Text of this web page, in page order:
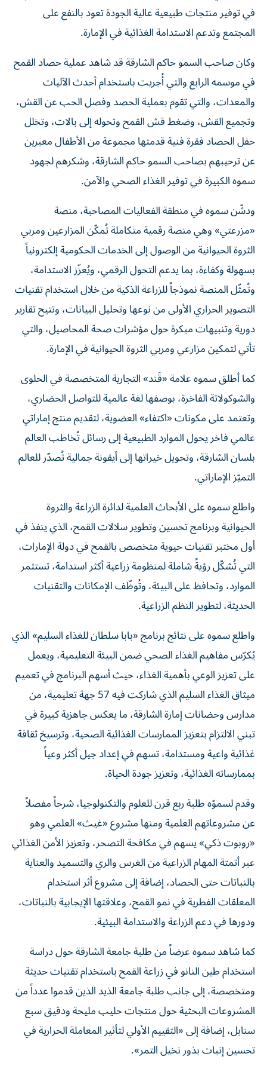
في توفير منتجات طبيعية عالية الجودة تعود بالنفع على
المجتمع وتدعم الاستدامة الغذائية في الإمارة.
وكان صاحب السمو حاكم الشارقة قد شاهد عملية حصاد القمح
في موسمه الرابع والتي أُجريت باستخدام أحدث الآليات
والمعدات، والتي تقوم بعملية الحصد وفصل الحب عن القش،
وتجميع القش، وضغط قش القمح وتحوله إلى بالات، وتخلل
حفل الحصاد فقرة فنية قدمتها مجموعة من الأطفال معبرين
عن ترحيبهم بصاحب السمو حاكم الشارقة، وشكرهم لجهود
سموه الكبيرة في توفير الغذاء الصحي والآمن.
ودشّن سموه في منطقة الفعاليات المصاحبة، منصة
«مزرعتي» وهي منصة رقمية متكاملة تُمكّن المزارعين ومربي
الثروة الحيوانية من الوصول إلى الخدمات الحكومية إلكترونياً
بسهولة وكفاءة، بما يدعم التحول الرقمي، ويُعزّز الاستدامة،
وتُمثّل المنصة نموذجاً للزراعة الذكية من خلال استخدام تقنيات
التصوير الحراري الأولى من نوعها وتحليل البيانات، وتتيح تقارير
دورية وتنبيهات مبكرة حول مؤشرات صحة المحاصيل، والتي
تأتي لتمكين مزارعي ومربي الثروة الحيوانية في الإمارة.
كما أطلق سموه علامة «قَند» التجارية المتخصصة في الحلوى
والشوكولاتة الفاخرة، بوصفها لغة عالمية للتواصل الحضاري،
وتعتمد على مكونات «اكتفاء» العضوية، لتقديم منتج إماراتي
عالمي فاخر يحول الموارد الطبيعية إلى رسائل تُخاطب العالم
بلسان الشارقة، وتحويل خيراتها إلى أيقونة جمالية تُصدّر للعالم
التميّز الإماراتي.
واطلع سموه على الأبحاث العلمية لدائرة الزراعة والثروة
الحيوانية وبرنامج تحسين وتطوير سلالات القمح، الذي ينفذ في
أول مختبر تقنيات حيوية متخصص بالقمح في دولة الإمارات،
التي تُشكّل رؤيةً شاملة لمنظومة زراعية أكثر استدامة، تستثمر
الموارد، وتحافظ على البيئة، وتُوظّف الإمكانات والتقنيات
الحديثة، لتطوير النظم الزراعية.
واطلع سموه على نتائج برنامج «بابا سلطان للغذاء السليم» الذي
يُكرّس مفاهيم الغذاء الصحي ضمن البيئة التعليمية، ويعمل
على تعزيز الوعي بأهمية الغذاء، حيث أسهم البرنامج في تعميم
ميثاق الغذاء السليم الذي شاركت فيه 57 جهة تعليمية، من
مدارس وحضانات إمارة الشارقة، ما يعكس جاهزية كبيرة في
تبني الالتزام بتعزيز الممارسات الغذائية الصحية، وترسيخ ثقافة
غذائية واعية ومستدامة، تسهم في إعداد جيل أكثر وعياً
بممارساته الغذائية، وتعزيز جودة الحياة.
وقدم لسموّه طلبة ربع قرن للعلوم والتكنولوجيا، شرحاً مفصلاً
عن مشروعاتهم العلمية ومنها مشروع «غيث» العلمي وهو
«روبوت ذكي» يسهم في مكافحة التصحر، وتعزيز الأمن الغذائي
عبر أتمتة المهام الزراعية من الغرس والري والتسميد والعناية
بالنباتات حتى الحصاد، إضافة إلى مشروع أثر استخدام
المعلقات الفطرية في نمو القمح، وعلاقتها الإيجابية بالنباتات،
ودورها في دعم الزراعة والاستدامة البيئية.
كما شاهد سموه عرضاً من طلبة جامعة الشارقة حول دراسة
استخدام طين النانو في زراعة القمح باستخدام تقنيات حديثة
ومتخصصة، إلى جانب طلبة جامعة الذيد الذين قدموا عدداً من
المشروعات البحثية حول منتجات حليب مليحة ودقيق سبع
سنابل، إضافة إلى «التقييم الأولي لتأثير المعاملة الحرارية في
تحسين إنبات بذور نخيل التمر».